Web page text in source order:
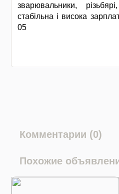
зварювальники,
стабільна і висока
05
Комментарии (0)
Похожие